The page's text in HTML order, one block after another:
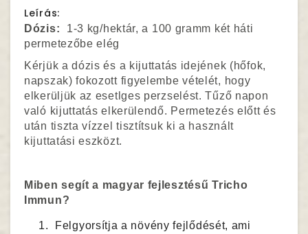
Leírás:
Dózis:
1-3 kg/hektár, a 100 gramm két háti
permetezőbe elég
Kérjük a dózis és a kijuttatás idejének (hőfok,
napszak) fokozott figyelembe vételét, hogy
elkerüljük az esetlges perzselést. Tűző napon
való kijuttatás elkerülendő. Permetezés előtt és
után tiszta vízzel tisztítsuk ki a használt
kijuttatási eszközt.
Miben segít a magyar fejlesztésű Tricho
Immun?
Felgyorsítja a növény fejlődését, ami